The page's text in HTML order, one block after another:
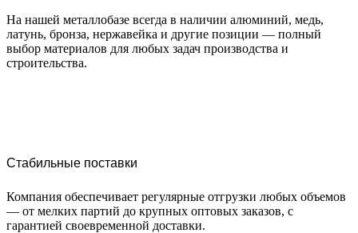
На нашей металлобазе всегда в наличии алюминий, медь,
латунь, бронза, нержавейка и другие позиции — полный
выбор материалов для любых задач производства и
строительства.
Стабильные поставки
Компания обеспечивает регулярные отгрузки любых объемов
— от мелких партий до крупных оптовых заказов, с
гарантией своевременной доставки.